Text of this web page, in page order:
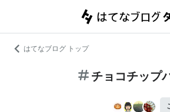
はてなブログ トップ
チョコチップ